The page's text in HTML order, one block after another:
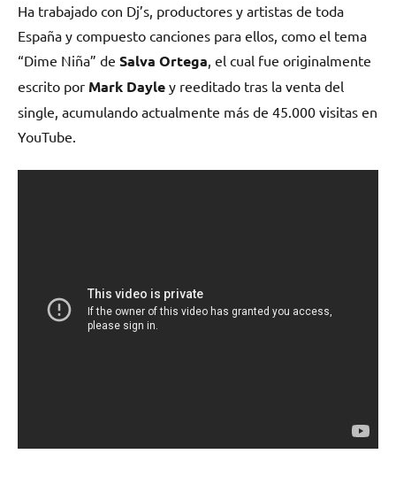
Ha trabajado con Dj’s, productores y artistas de toda
España y compuesto canciones para ellos, como el tema
“Dime Niña” de Salva Ortega , el cual fue originalmente
escrito por Mark Dayle y reeditado tras la venta del
single, acumulando actualmente más de 45.000 visitas en
YouTube.